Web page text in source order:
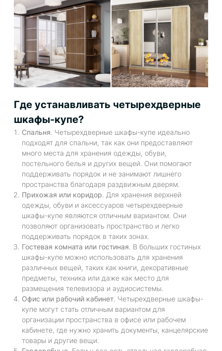
Где устанавливать четырехдверные
шкафы-купе?
Спальня . Четырехдверные шкафы-купе идеально
подходят для спальни, так как они предоставляют
много места для хранения одежды, обуви,
постельного белья и других вещей. Они помогают
поддерживать порядок и не занимают лишнего
пространства благодаря раздвижным дверям.
Прихожая или коридор . Для хранения верхней
одежды, обуви и аксессуаров четырехдверные
шкафы-купе являются отличным вариантом. Они
позволяют организовать пространство и легко
поддерживать порядок в таких зонах.
Гостевая комната или гостиная . В больших гостиных
шкафы-купе можно использовать для хранения
различных вещей, таких как книги, декоративные
предметы, техника или даже как место для
размещения телевизора и аудиосистемы.
Офис или рабочий кабинет . Четырехдверные шкафы-
купе могут стать отличным вариантом для
организации пространства в офисе или рабочем
кабинете, где нужно хранить документы, канцелярские
товары и другие вещи.